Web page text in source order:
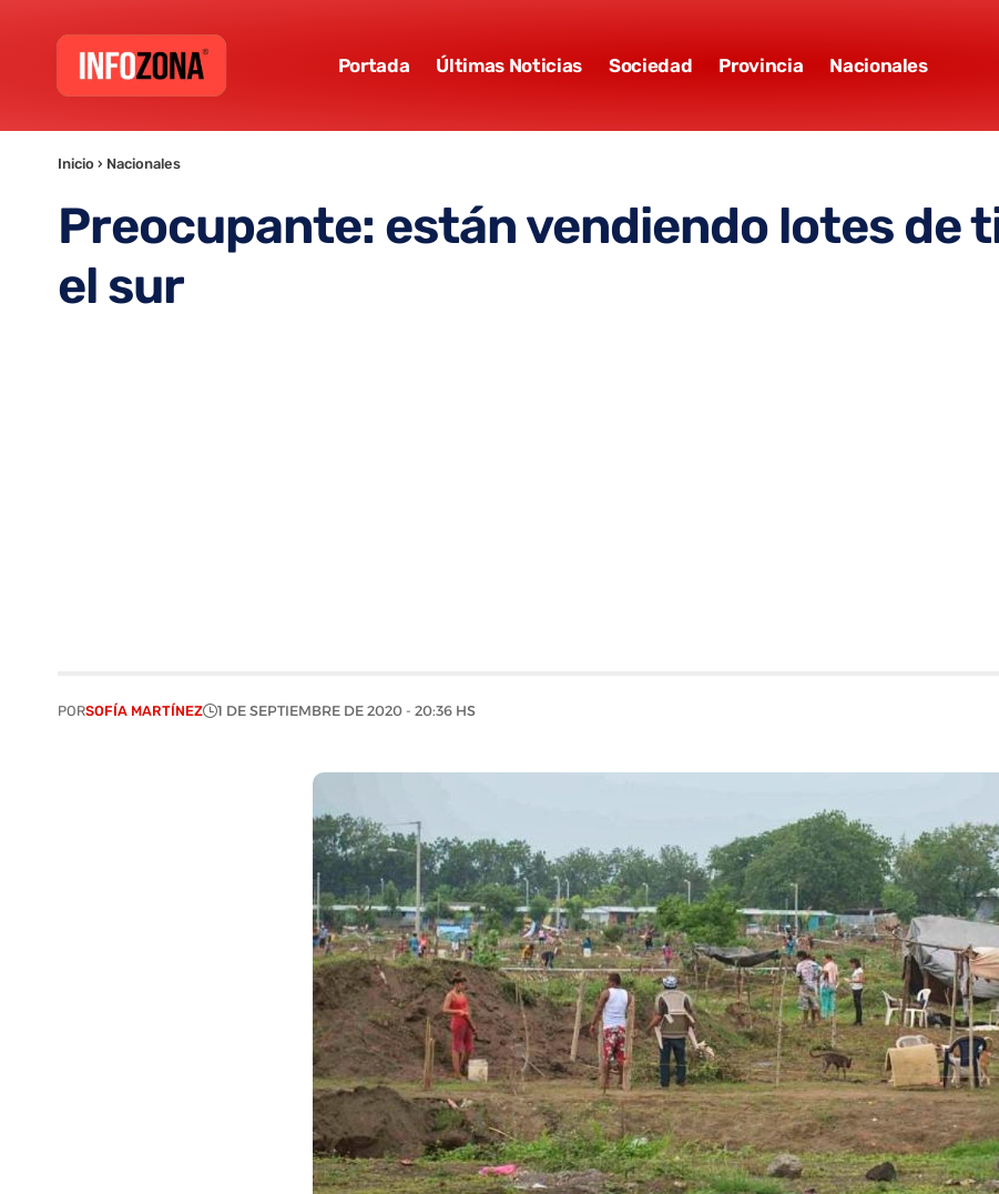
Portada Últimas Noticias Sociedad Provincia Nacionales
Inicio › Nacionales
Preocupante: están vendiendo lotes de
el sur
PORSOFÍA MARTÍNEZ 1 DE SEPTIEMBRE DE 2020 - 20:36 HS